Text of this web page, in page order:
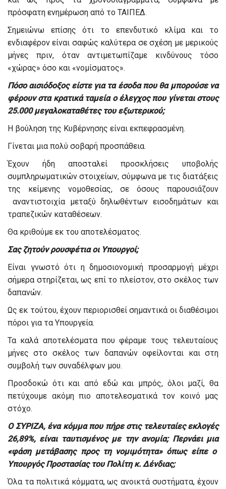
πρόσφατη ενημέρωση από το ΤΑΙΠΕΔ.
Σημειώνω επίσης ότι το επενδυτικό κλίμα και το
ενδιαφέρον είναι σαφώς καλύτερα σε σχέση με μερικούς
μήνες πριν, όταν αντιμετωπίζαμε κινδύνους τόσο
«χώρας» όσο και «νομίσματος».
Πόσο αισιόδοξος είστε για τα έσοδα που θα μπορούσε να
φέρουν στα κρατικά ταμεία ο έλεγχος που γίνεται στους
25.000 μεγαλοκαταθέτες του εξωτερικού;
Η βούληση της Κυβέρνησης είναι εκπεφρασμένη.
Γίνεται μια πολύ σοβαρή προσπάθεια.
Έχουν ήδη αποσταλεί προσκλήσεις υποβολής
συμπληρωματικών στοιχείων, σύμφωνα με τις διατάξεις
της κείμενης νομοθεσίας, σε όσους παρουσιάζουν
αναντιστοιχία μεταξύ δηλωθέντων εισοδημάτων και
τραπεζικών καταθέσεων.
Θα κριθούμε εκ του αποτελέσματος.
Σας ζητούν ρουσφέτια οι Υπουργοί;
Είναι γνωστό ότι η δημοσιονομική προσαρμογή μέχρι
σήμερα στηρίζεται, ως επί το πλείστον, στο σκέλος των
δαπανών.
Ως εκ τούτου, έχουν περιορισθεί σημαντικά οι διαθέσιμοι
πόροι για τα Υπουργεία.
Τα καλά αποτελέσματα που φέραμε τους τελευταίους
μήνες στο σκέλος των δαπανών οφείλονται και στη
συμβολή των συναδέλφων μου.
Προσδοκώ ότι και από εδώ και μπρός, όλοι μαζί, θα
πετύχουμε ακόμη πιο αποτελεσματικά τον κοινό μας
στόχο.
Ο ΣΥΡΙΖΑ, ένα κόμμα που πήρε στις τελευταίες εκλογές
26,89%, είναι ταυτισμένος με την ανομία; Περνάει μια
«φάση μετάβασης προς τη νομιμότητα» όπως είπε ο
Υπουργός Προστασίας του Πολίτη κ. Δένδιας;
Όλα τα πολιτικά κόμματα, ως ανοικτά συστήματα, έχουν